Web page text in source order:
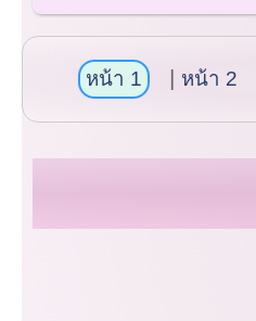
หน้า 1 หน้า 2